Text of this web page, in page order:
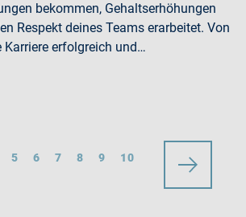
bekommen, Gehaltserhöhungen
Respekt deines Teams erarbeitet. Von
Karriere erfolgreich und…
5 6 7 8 9 10